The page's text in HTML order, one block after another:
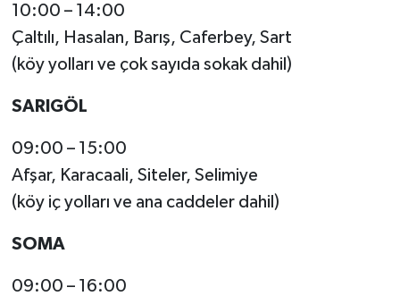
10:00 – 14:00
Çaltılı, Hasalan, Barış, Caferbey, Sart
(köy yolları ve çok sayıda sokak dahil)
SARIGÖL
09:00 – 15:00
Afşar, Karacaali, Siteler, Selimiye
(köy iç yolları ve ana caddeler dahil)
SOMA
09:00 – 16:00